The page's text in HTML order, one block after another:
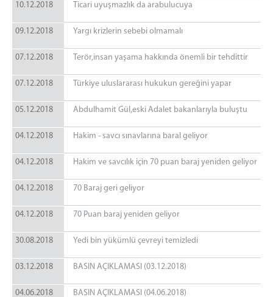
10.12.2018 Ticari uyuşmazlık da arabulucuya
09.12.2018 Yargı krizlerin sebebi olmamalı
07.12.2018 Terör,insan yaşama hakkında önemli bir tehdittir
07.12.2018 Türkiye uluslararası hukukun gereğini yapar
05.12.2018 Abdulhamit Gül,eski Adalet bakanlarıyla buluştu
04.12.2018 Hakim - savcı sınavlarına baral geliyor
04.12.2018 Hakim ve savcılık için 70 puan baraj yeniden geliyor
04.12.2018 70 Baraj geri geliyor
04.12.2018 70 Puan baraj yeniden geliyor
30.08.2018 Yedi bin yükümlü çevreyi temizledi
03.12.2018 BASIN AÇIKLAMASI (03.12.2018)
04.06.2018 BASIN AÇIKLAMASI (04.06.2018)